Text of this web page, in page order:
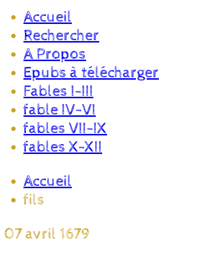
Accueil
Rechercher
A Propos
Epubs à télécharger
Fables I-III
fable IV-VI
fables VII-IX
fables X-XII
Accueil
fils
07 avril 1679